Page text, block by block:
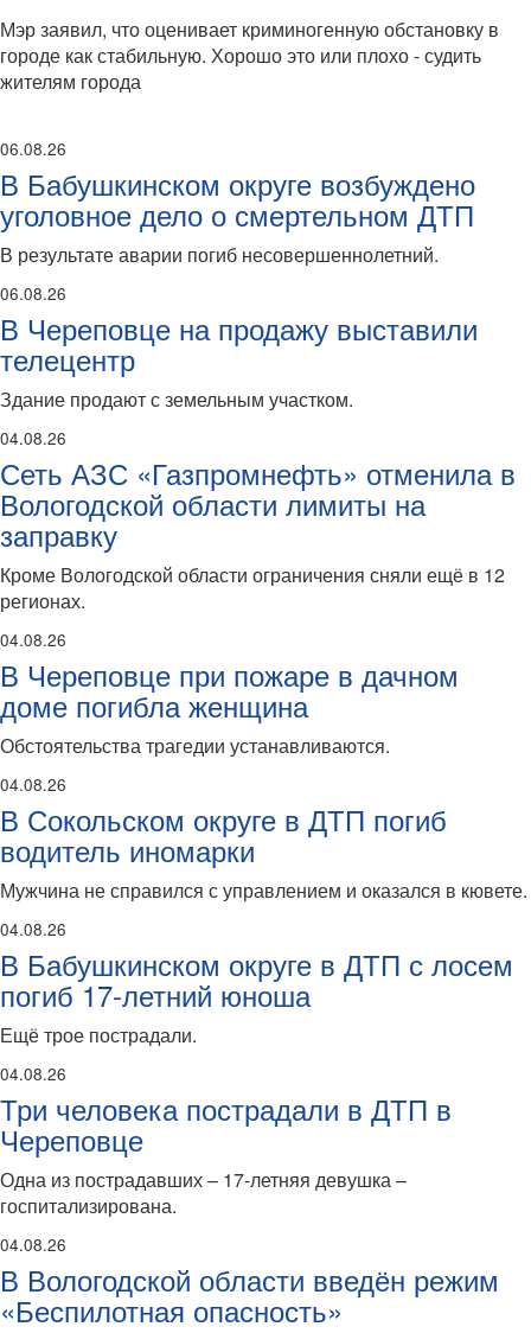
Мэр заявил, что оценивает криминогенную обстановку в
городе как стабильную. Хорошо это или плохо - судить
жителям города
06.08.26
В Бабушкинском округе возбуждено
уголовное дело о смертельном ДТП
В результате аварии погиб несовершеннолетний.
06.08.26
В Череповце на продажу выставили
телецентр
Здание продают с земельным участком.
04.08.26
Сеть АЗС «Газпромнефть» отменила в
Вологодской области лимиты на
заправку
Кроме Вологодской области ограничения сняли ещё в 12
регионах.
04.08.26
В Череповце при пожаре в дачном
доме погибла женщина
Обстоятельства трагедии устанавливаются.
04.08.26
В Сокольском округе в ДТП погиб
водитель иномарки
Мужчина не справился с управлением и оказался в кювете.
04.08.26
В Бабушкинском округе в ДТП с лосем
погиб 17-летний юноша
Ещё трое пострадали.
04.08.26
Три человека пострадали в ДТП в
Череповце
Одна из пострадавших – 17-летняя девушка –
госпитализирована.
04.08.26
В Вологодской области введён режим
«Беспилотная опасность»